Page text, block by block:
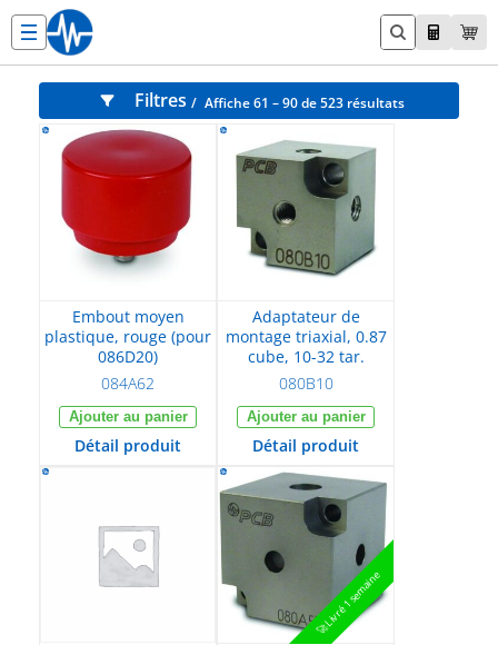
contenu
Filtres Affiche 61 – 90 de 523 résultats
En stock
Dans la semaine
Sous 2 mois
Référence
Famille
Accessoires sonomètres
Accessoires pression
Accessoires vibration divers
Accessoires force
Accessoires marque TMS
Accessoires gamme IMI
Accessoires acoustique
Embases aimantées
Cubes de montage
Embout moyen
plastique, rouge (pour
086D20)
084A62
Ajouter au panier
Détail produit
Adaptateur de
montage triaxial, 0.87
cube, 10-32 tar.
080B10
Ajouter au panier
Détail produit
🚀 Livré 1 semaine